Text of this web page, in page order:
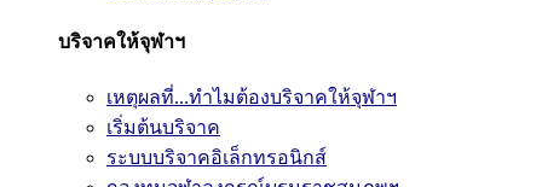
บริจาคให้จุฬาฯ
เหตุผลที่...ทำไมต้องบริจาคให้จุฬาฯ
เริ่มต้นบริจาค
ระบบบริจาคอิเล็กทรอนิกส์